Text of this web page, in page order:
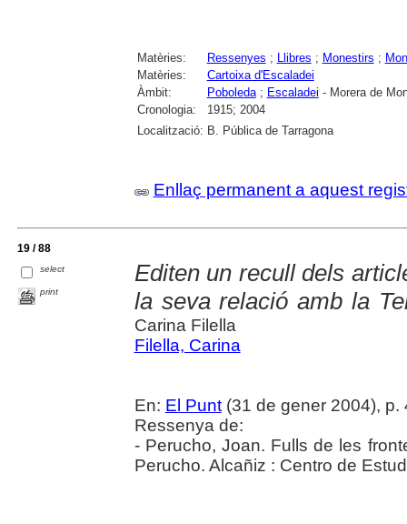
Matèries: Ressenyes ; Llibres ; Monestirs ;
Matèries:
Cartoixa d'Escaladei
Àmbit:
Poboleda; Escaladei - Morera de
Cronologia:
1915; 2004
Localització: B. Pública de Tarragona
Enllaç permanent a aquest
19 / 88
select
print
Editen un recull dels
la seva relació amb la
Carina Filella
Filella, Carina
En: El Punt(31 de gener 2004), p.
Ressenya de:
- Perucho, Joan. Fulls de les
Perucho. Alcañiz : Centro de